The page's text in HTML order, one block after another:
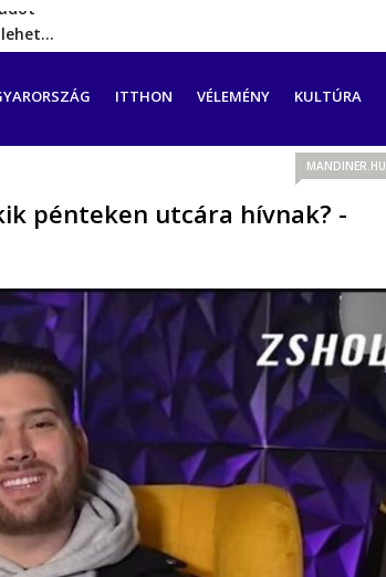
tett…
jöhet…ITTHON VÉLEMÉNY KULTÚRA
MANDINER.HU
pénteken utcára hívnak? -